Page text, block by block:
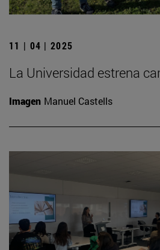
11 | 04 | 2025
La Universidad estrena
Imagen Manuel Castells